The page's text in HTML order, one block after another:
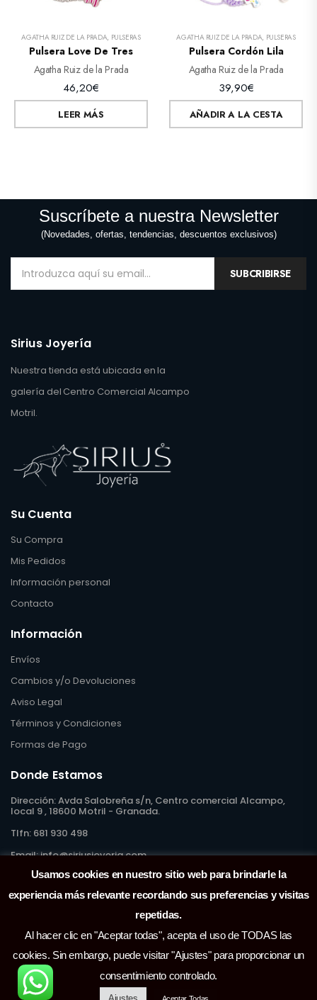
AGATHA RUIZ DE LA PRADA, PULSERAS
Pulsera Love De Tres
Agatha Ruiz de la Prada
46,20€
LEER MÁS
AGATHA RUIZ DE LA PRADA, PULSERAS
Pulsera Cordón Lila
Agatha Ruiz de la Prada
39,90€
AÑADIR A LA CESTA
Suscríbete a nuestra Newsletter
(Novedades, ofertas, tendencias, descuentos exclusivos)
SUBCRIBIRSE
Sirius Joyería
Nuestra tienda está ubicada en la
galería del Centro Comercial Alcampo
Motril.
Su Cuenta
Su Compra
Mis Pedidos
Información personal
Contacto
Información
Envíos
Cambios y/o Devoluciones
Aviso Legal
Términos y Condiciones
Formas de Pago
Donde Estamos
Tlfn: 681 930 498
Email:info@siriusjoyeria.com
Dirección:Avda Salobreña s/n, Centro comercial Alcampo,
local 9 , 18600 Motril - Granada.
Usamos cookies en nuestro sitio web para brindarle la
experiencia más relevante recordando sus preferencias y visitas
repetidas.
Al hacer clic en "Aceptar todas", acepta el uso de TODAS las
cookies. Sin embargo, puede visitar "Ajustes" para proporcionar un
consentimiento controlado.